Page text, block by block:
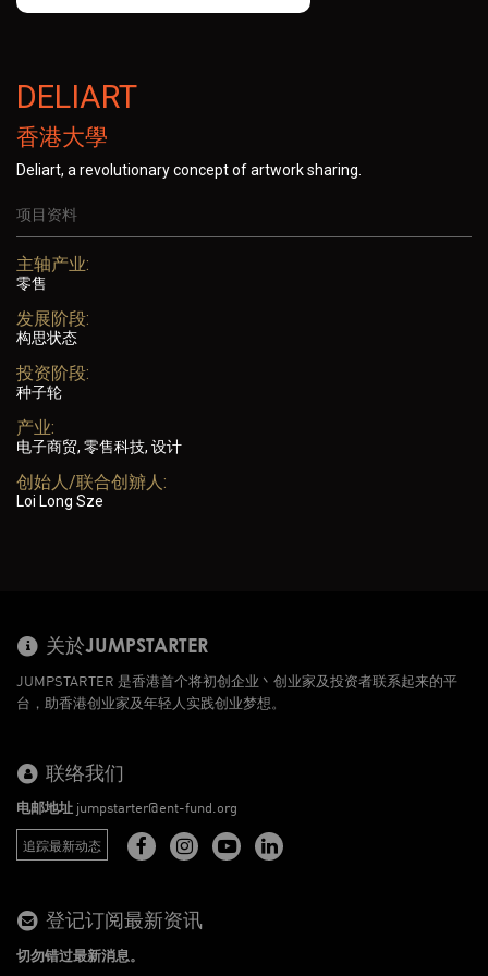
DELIART
香港大學
Deliart, a revolutionary concept of artwork sharing.
项目资料
主轴产业:
零售
发展阶段:
构思状态
投资阶段:
种子轮
产业:
电子商贸, 零售科技, 设计
创始人/联合创辧人:
Loi Long Sze
关於JUMPSTARTER
JUMPSTARTER 是香港首个将初创企业丶创业家及投资者联系起来的平
台，助香港创业家及年轻人实践创业梦想。
联络我们
电邮地址 jumpstarter@ent-fund.org
追踪最新动态
登记订阅最新资讯
切勿错过最新消息。